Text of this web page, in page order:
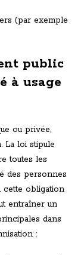
(par exemple
public
à usage
ou privée,
La loi stipule
toutes les
des personnes
cette obligation
entraîner un
dans
: